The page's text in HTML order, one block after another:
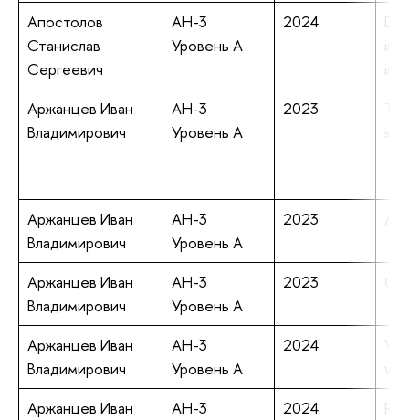
Апостолов
Станислав
Сергеевич
АН-3
Уровень А
2024
Аржанцев Иван
Владимирович
АН-3
Уровень А
2023
Аржанцев Иван
Владимирович
АН-3
Уровень А
2023
Аржанцев Иван
Владимирович
АН-3
Уровень А
2023 On
Аржанцев Иван
Владимирович
АН-3
Уровень А
2024
Аржанцев Иван
АН-3
2024